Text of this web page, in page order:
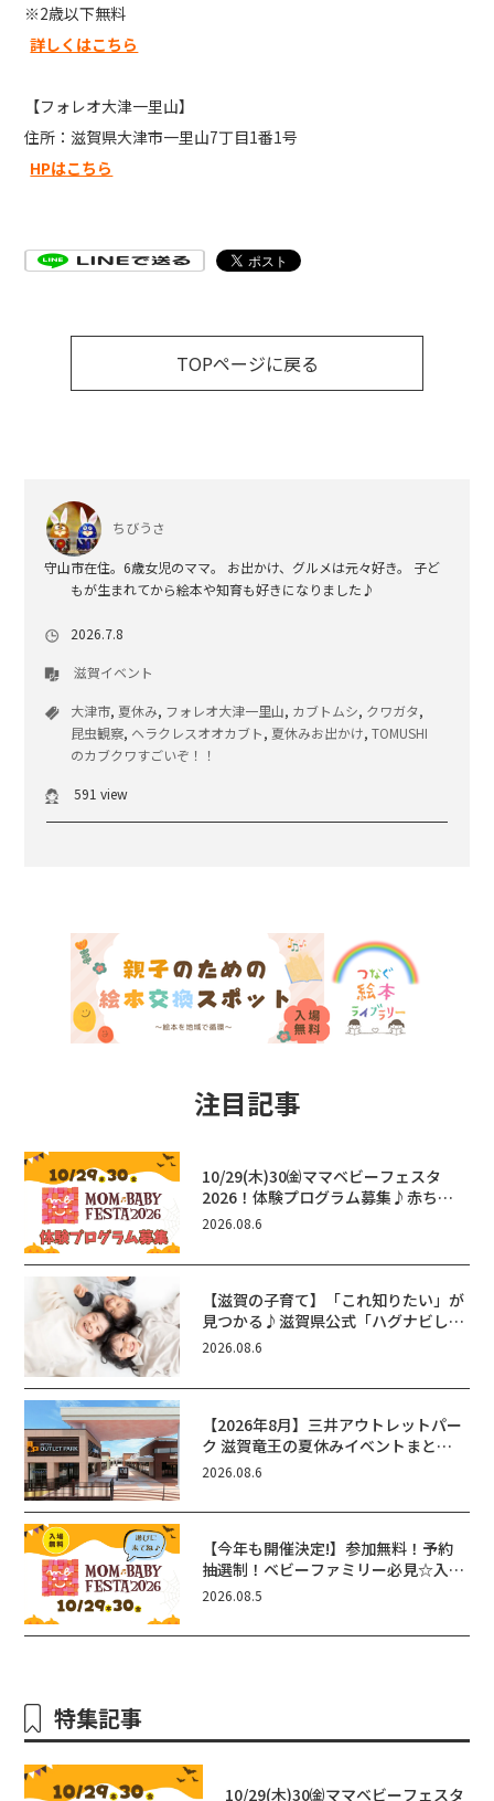
※2歳以下無料
詳しくはこちら
【フォレオ大津一里山】
住所：滋賀県大津市一里山7丁目1番1号
HPはこちら
TOPページに戻る
ちびうさ
守山市在住。6歳女児のママ。 お出かけ、グルメは元々好き。 子ど
もが生まれてから絵本や知育も好きになりました♪
2026.7.8
滋賀イベント
大津市, 夏休み, フォレオ大津一里山, カブトムシ, クワガタ,
昆虫観察, ヘラクレスオオカブト, 夏休みお出かけ,TOMUSHI
のカブクワすごいぞ！！
591 view
注目記事
10/29(木)30㈮ママベビーフェスタ
2026！体験プログラム募集♪赤ちゃ
ん向けイベントに出演しませんか？
2026.08.6
【滋賀の子育て】「これ知りたい」が
見つかる♪滋賀県公式「ハグナビし
が」使ってる？おでかけ・制度・子育
2026.08.6
【2026年8月】三井アウトレットパー
ク 滋賀竜王の夏休みイベントまと
め！びしょぬれ水あそび・激辛グル
ん！
2026.08.6
【今年も開催決定!】参加無料！予約
抽選制！ベビーファミリー必見☆入場
無料☆10/29(木)30(金)ママベビーフ
エリ守山
2026.08.5
特集記事
10/29(木)30㈮ママベビーフェスタ